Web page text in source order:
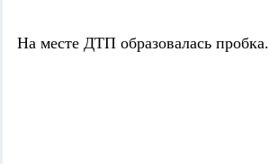
На месте ДТП образовалась пробка.